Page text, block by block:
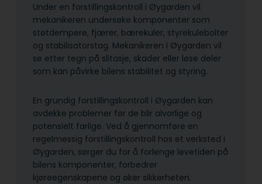
Under en forstillingskontroll i Øygarden vil
mekanikeren undersøke komponenter som
støtdempere, fjærer, bærekuler, styrekulebolter
og stabilisatorstag. Mekanikeren i Øygarden vil
se etter tegn på slitasje, skader eller løse deler
som kan påvirke bilens stabilitet og styring.
En grundig forstillingskontroll i Øygarden kan
avdekke problemer før de blir alvorlige og
potensielt farlige. Ved å gjennomføre en
regelmessig forstillingskontroll hos et verksted i
Øygarden, sørger du for å forlenge levetiden på
bilens komponenter, forbedrer
kjøreegenskapene og øker sikkerheten.